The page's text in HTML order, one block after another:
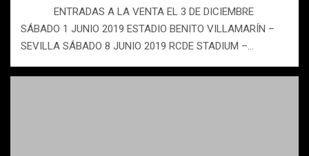
ENTRADAS A LA VENTA EL 3 DE DICIEMBRE
SÁBADO 1 JUNIO 2019 ESTADIO BENITO VILLAMARÍN –
SEVILLA SÁBADO 8 JUNIO 2019 RCDE STADIUM –…